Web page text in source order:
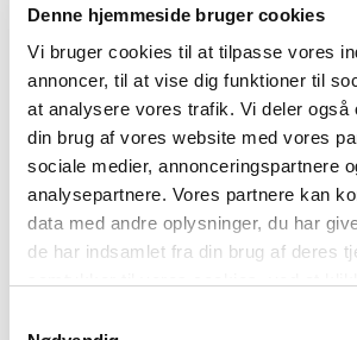
Denne hjemmeside bruger cookies
Vi bruger cookies til at tilpasse vores
annoncer, til at vise dig funktioner til
at analysere vores trafik. Vi deler også
din brug af vores website med vores
sociale medier, annonceringspartnere
analysepartnere. Vores partnere kan
data med andre oplysninger, du har
de har indsamlet fra din brug af deres